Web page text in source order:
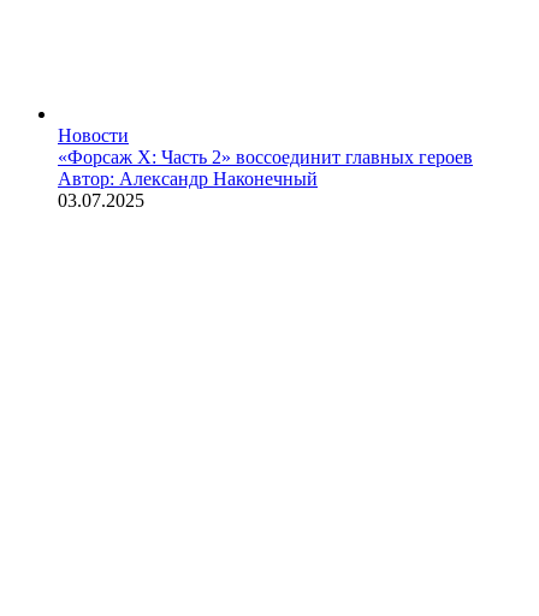
Новости
«Форсаж X: Часть 2» воссоединит главных героев
Автор: Александр Наконечный
03.07.2025